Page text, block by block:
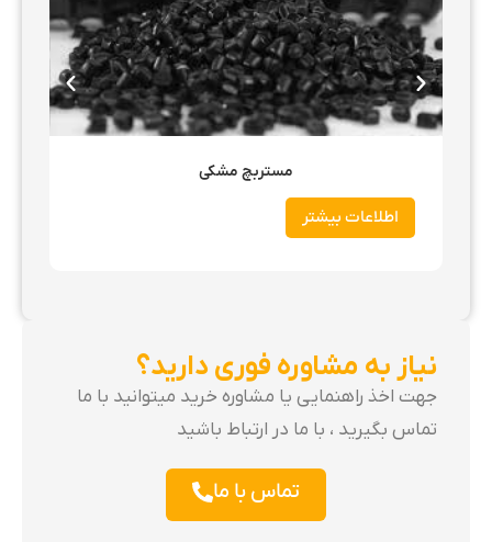
مستربچ مشکی
اطلاعات بیشتر
نیاز به مشاوره فوری دارید؟
جهت اخذ راهنمایی یا مشاوره خرید میتوانید با ما
تماس بگیرید ، با ما در ارتباط باشید
تماس با ما